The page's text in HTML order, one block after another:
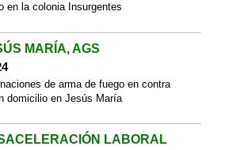
en la colonia Insurgentes
MARÍA, AGS
de arma de fuego en contra
domicilio en Jesús María
LABORAL